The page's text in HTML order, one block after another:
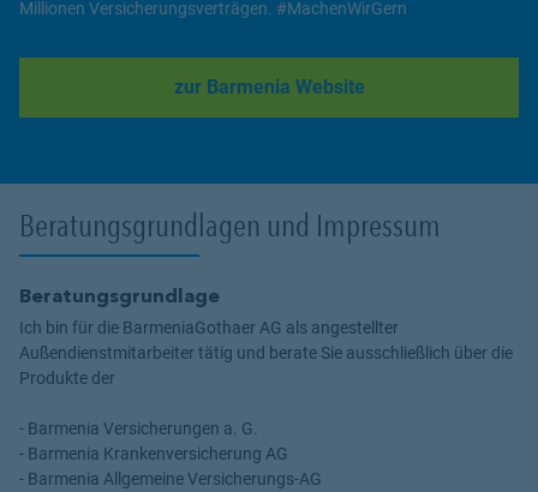
Millionen Versicherungsverträgen. #MachenWirGern
zur Barmenia Website
Link Opens in New Tab
Beratungsgrundlagen und Impressum
Beratungsgrundlage
Ich bin für die BarmeniaGothaer AG als angestellter
Außendienstmitarbeiter tätig und berate Sie ausschließlich über die
Produkte der
- Barmenia Versicherungen a. G.
- Barmenia Krankenversicherung AG
- Barmenia Allgemeine Versicherungs-AG